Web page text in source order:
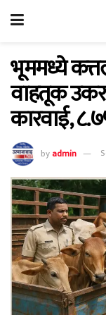
भूममध्ये
वाहतूक
कारवाई,
byadmin